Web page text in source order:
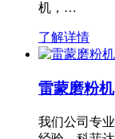
机，…
了解详情
雷蒙磨粉机
我们公司专